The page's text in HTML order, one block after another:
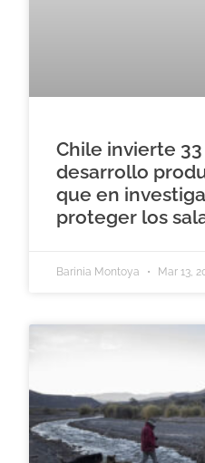
Chile invierte
desarrollo
que en
proteger los
Barinia Montoya Mar 13,